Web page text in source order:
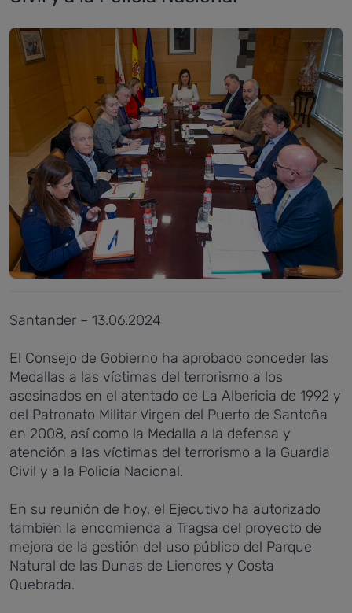
Santander – 13.06.2024
El Consejo de Gobierno ha aprobado conceder las
Medallas a las víctimas del terrorismo a los
asesinados en el atentado de La Albericia de 1992 y
del Patronato Militar Virgen del Puerto de Santoña
en 2008, así como la Medalla a la defensa y
atención a las víctimas del terrorismo a la Guardia
Civil y a la Policía Nacional.
En su reunión de hoy, el Ejecutivo ha autorizado
también la encomienda a Tragsa del proyecto de
mejora de la gestión del uso público del Parque
Natural de las Dunas de Liencres y Costa
Quebrada.